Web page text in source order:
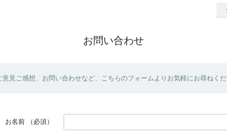
お問い合わせ
見ご感想、お問い合わせなど、こちらのフォームよりお気軽にお尋ねくだ
お名前 （必須）